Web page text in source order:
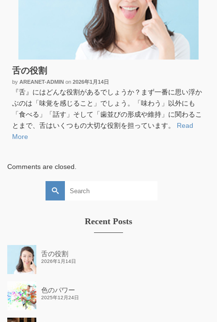
舌の役割
by AREANET-ADMIN on 2026年1月14日
『舌』にはどんな役割があるでしょうか？まず一番に思い浮か
ぶのは「味覚を感じること」でしょう。「味わう」以外にも
「食べる」「話す」そして「歯並びの形成や維持」に関わるこ
とまで、舌はいくつもの大切な役割を担っています。 Read
More
Comments are closed.
Search
for:
Recent Posts
舌の役割
2026年1月14日
色のパワー
2025年12月24日